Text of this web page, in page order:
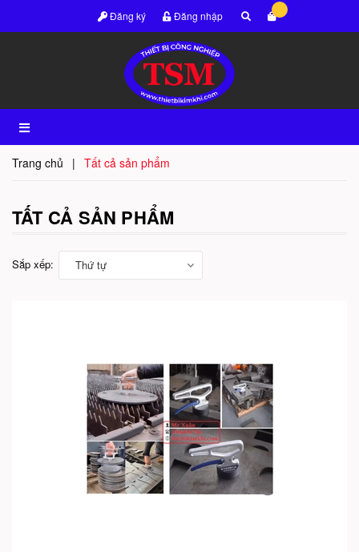
Đăng ký Đăng nhập
Trang chủ | Tất cả sản phẩm
TẤT CẢ SẢN PHẨM
Sắp xếp: Thứ tự